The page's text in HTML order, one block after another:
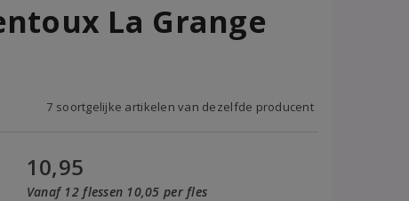
La Grange
7 soortgelijke artikelen van dezelfde producent
10,95
Vanaf 12 flessen 10,05 per fles